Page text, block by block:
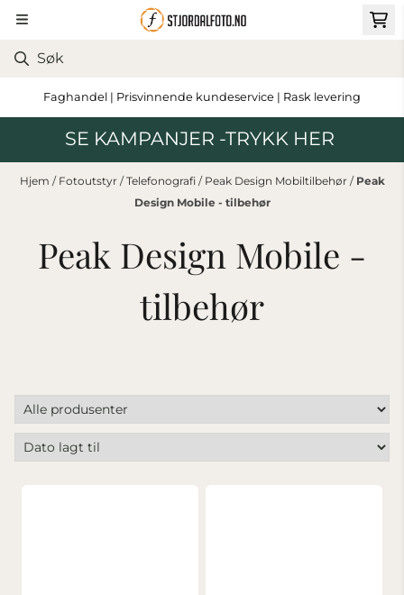
Hopp til innhold
Faghandel | Prisvinnende kundeservice | Rask levering
SE KAMPANJER -TRYKK HER
Hjem / Fotoutstyr /Telefonografi / Peak Design Mobiltilbehør / Peak
Design Mobile - tilbehør
Peak Design Mobile -
tilbehør